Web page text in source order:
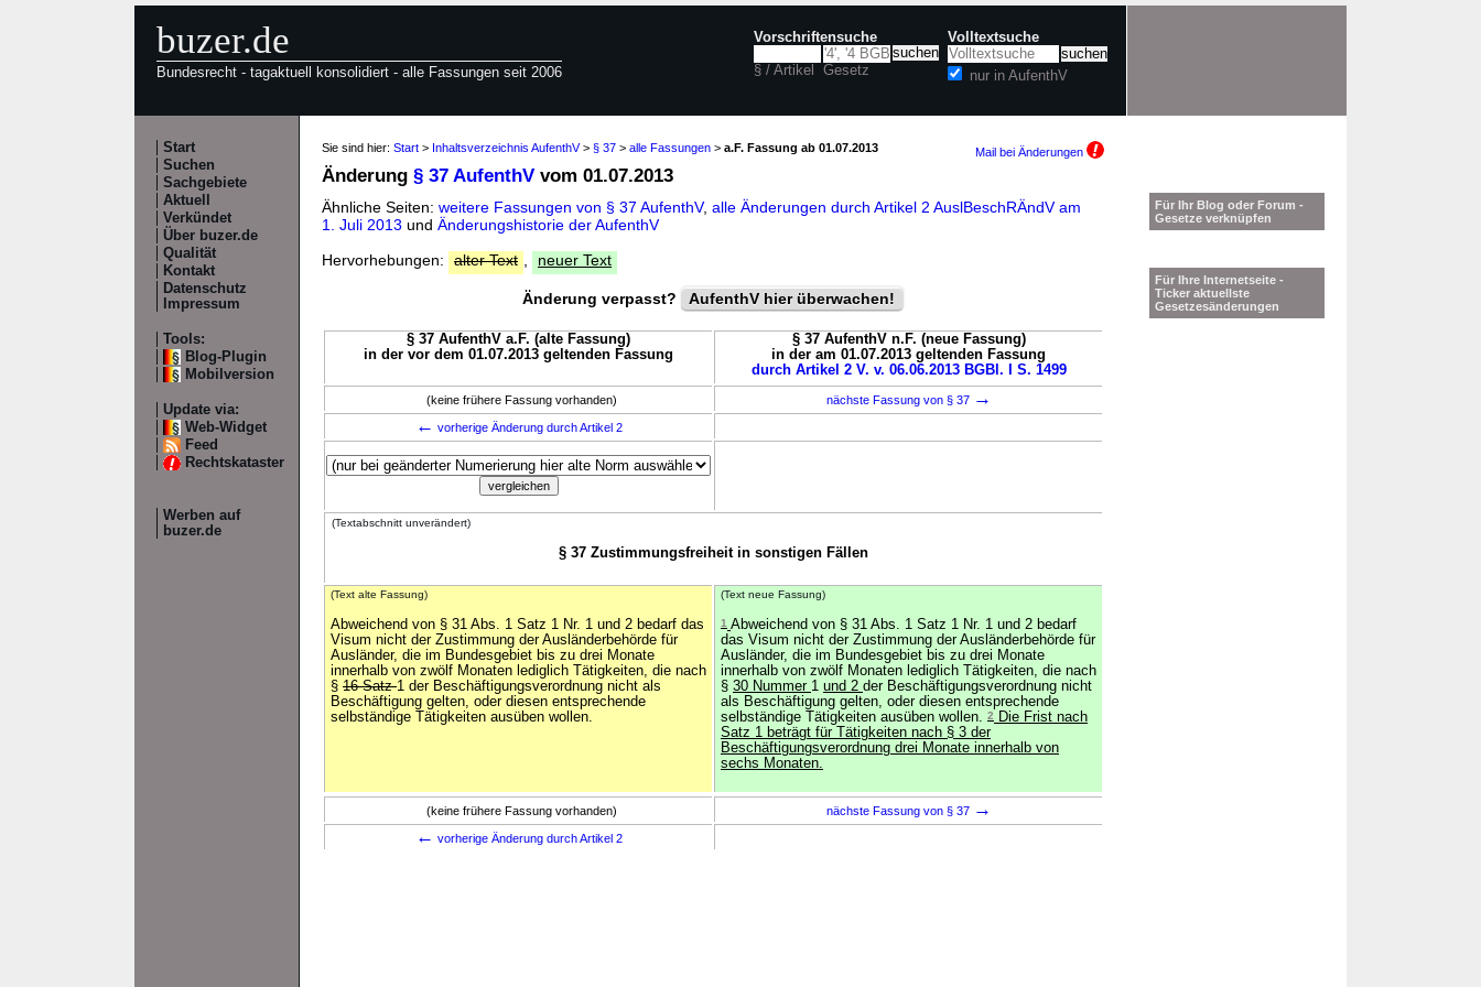
buzer.de
Bundesrecht - tagaktuell konsolidiert - alle Fassungen seit 2006
Vorschriftensuche
§ / Artikel Gesetz
Volltextsuche
nur in AufenthV
Start
Suchen
Sachgebiete
Aktuell
Verkündet
Über buzer.de
Qualität
Kontakt
Datenschutz
Impressum
Tools:
Blog-Plugin
Mobilversion
Update via:
Web-Widget
Feed
Rechtskataster
Werben auf
buzer.de
Sie sind hier: Start > Inhaltsverzeichnis AufenthV> § 37 > alle Fassungen > a.F. Fassung ab 01.07.2013 Mail bei Änderungen
Änderung § 37 AufenthV vom 01.07.2013
Ähnliche Seiten: weitere Fassungen von § 37 AufenthV, alle Änderungen durch Artikel 2 AuslBeschRÄndV am
1. Juli 2013 und Änderungshistorie der AufenthV
Hervorhebungen:
alter Text neuer Text
Änderung verpasst? AufenthV hier überwachen!
§ 37 AufenthV a.F. (alte Fassung)
in der vor dem 01.07.2013 geltenden Fassung
§ 37 AufenthV n.F. (neue Fassung)
in der am 01.07.2013 geltenden Fassung
durch Artikel 2 V. v. 06.06.2013 BGBl. I S. 1499
(keine frühere Fassung vorhanden) nächste Fassung von § 37 →
← vorherige Änderung durch Artikel 2
(Textabschnitt unverändert)
§ 37 Zustimmungsfreiheit in sonstigen Fällen
(Text alte Fassung)
Abweichend von § 31 Abs. 1 Satz 1 Nr. 1 und 2 bedarf das
Visum nicht der Zustimmung der Ausländerbehörde für
Ausländer, die im Bundesgebiet bis zu drei Monate
innerhalb von zwölf Monaten lediglich Tätigkeiten, die nach
§ 16 Satz1 der Beschäftigungsverordnung nicht als
Beschäftigung gelten, oder diesen entsprechende
selbständige Tätigkeiten ausüben wollen.
(Text neue Fassung)
1 Abweichend von § 31 Abs. 1 Satz 1 Nr. 1 und 2 bedarf
das Visum nicht der Zustimmung der Ausländerbehörde für
Ausländer, die im Bundesgebiet bis zu drei Monate
innerhalb von zwölf Monaten lediglich Tätigkeiten, die nach
§ 30 Nummer 1 und 2 der Beschäftigungsverordnung nicht
als Beschäftigung gelten, oder diesen entsprechende
selbständige Tätigkeiten ausüben wollen. 2
Die Frist nach
Satz 1 beträgt für Tätigkeiten nach § 3 der
Beschäftigungsverordnung drei Monate innerhalb von
sechs Monaten.
(keine frühere Fassung vorhanden) nächste Fassung von § 37 →
← vorherige Änderung durch Artikel 2
Für Ihr Blog oder Forum -
Gesetze verknüpfen
Für Ihre Internetseite -
Ticker aktuellste
Gesetzesänderungen